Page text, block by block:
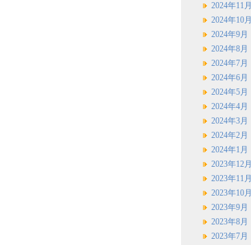
2024年11月
2024年10月
2024年9月
2024年8月
2024年7月
2024年6月
2024年5月
2024年4月
2024年3月
2024年2月
2024年1月
2023年12月
2023年11月
2023年10月
2023年9月
2023年8月
2023年7月